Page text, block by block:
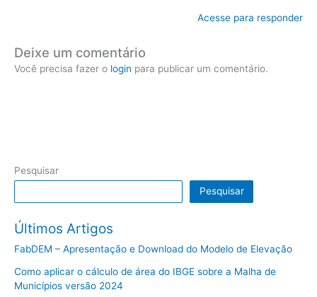
Acesse para responder
Deixe um comentário
Você precisa fazer o login para publicar um comentário.
Pesquisar
Pesquisar
Últimos Artigos
FabDEM – Apresentação e Download do Modelo de Elevação
Como aplicar o cálculo de área do IBGE sobre a Malha de
Municípios versão 2024